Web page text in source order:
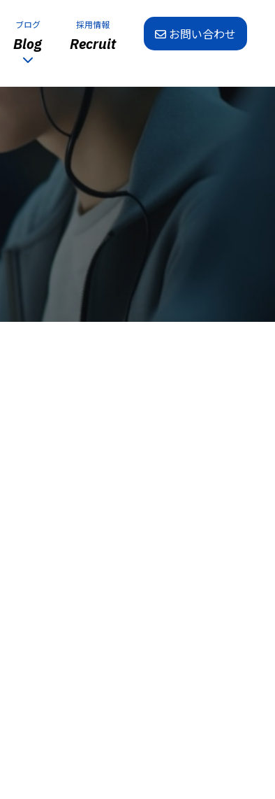
ブログ
Blog
採用情報
Recruit
お問い合わせ